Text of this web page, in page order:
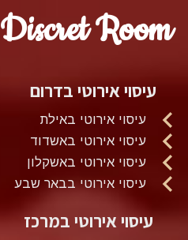
Discret Room
עיסוי אירוטי בדרום
עיסוי אירוטי באילת
עיסוי אירוטי באשדוד
עיסוי אירוטי באשקלון
עיסוי אירוטי בבאר שבע
עיסוי אירוטי במרכז